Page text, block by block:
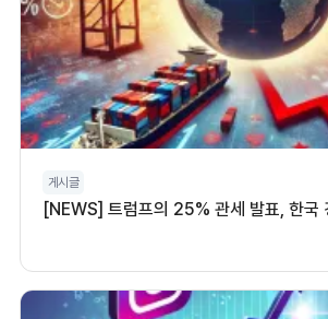
게시글
[NEWS] 트럼프의 25% 관세 발표, 한국